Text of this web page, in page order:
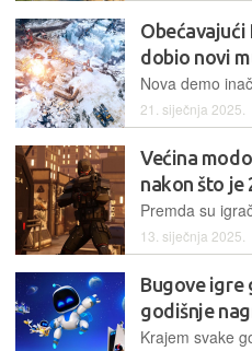
Obećavajući
dobio novi
21. siječnja 2025.
Većina
nakon što je
13. siječnja 2025.
Bugove igre
godišnje